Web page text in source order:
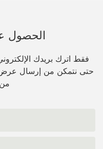
الحصول
فقط اترك بريدك
حتى نتمكن من إرسال